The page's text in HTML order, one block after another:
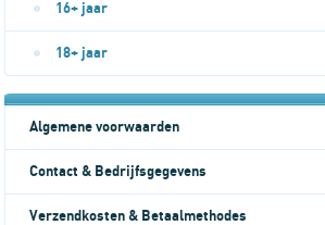
16+ jaar
18+ jaar
Algemene voorwaarden
Contact & Bedrijfsgegevens
Verzendkosten & Betaalmethodes